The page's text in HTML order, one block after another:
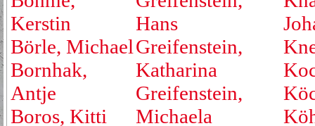
Kerstin
Börle, Michael
Bornhak,
Antje
Boros, Kitti
Hans
Greifenstein,
Katharina
Greifenstein,
Michaela